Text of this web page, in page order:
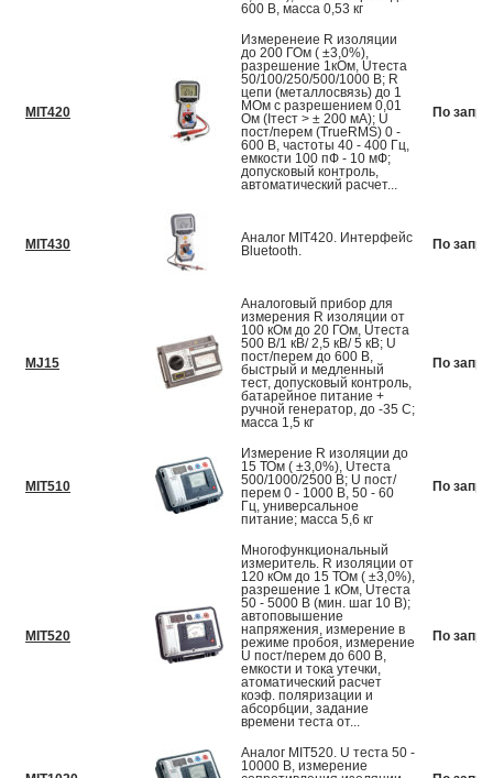
600 В, масса 0,53 кг
MIT420
Измеренеие R изоляции
до 200 ГОм ( ±3,0%),
разрешение 1кОм, Uтеста
50/100/250/500/1000 В; R
цепи (металлосвязь) до 1
МОм с разрешением 0,01
Ом (Iтест > ± 200 мА); U
пост/перем (TrueRMS) 0 -
600 В, частоты 40 - 400 Гц,
емкости 100 пФ - 10 мФ;
допусковый контроль,
автоматический расчет...
По
MIT430
Аналог MIT420. Интерфейс
Bluetooth.
По
MJ15
Аналоговый прибор для
измерения R изоляции от
100 кОм до 20 ГОм, Uтеста
500 В/1 кВ/ 2,5 кВ/ 5 кВ; U
пост/перем до 600 В,
быстрый и медленный
тест, допусковый контроль,
батарейное питание +
ручной генератор, до -35 С;
масса 1,5 кг
По
MIT510
Измерение R изоляции до
15 ТОм ( ±3,0%), Uтеста
500/1000/2500 В; U пост/
перем 0 - 1000 В, 50 - 60
Гц, универсальное
питание; масса 5,6 кг
По
MIT520
Многофункциональный
измеритель. R изоляции от
120 кОм до 15 ТОм ( ±3,0%),
разрешение 1 кОм, Uтеста
50 - 5000 В (мин. шаг 10 В);
автоповышение
напряжения, измерение в
режиме пробоя, измерение
U пост/перем до 600 В,
емкости и тока утечки,
атоматический расчет
коэф. поляризации и
абсорбции, задание
времени теста от...
По
Аналог MIT520. U теста 50 -
10000 В, измерение